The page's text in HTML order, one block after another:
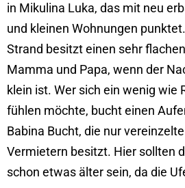
in Mikulina Luka, das mit neu
und kleinen Wohnungen
Strand besitzt einen sehr
Mamma und Papa, wenn der
klein ist. Wer sich ein wenig wie
fühlen möchte, bucht einen
Babina Bucht, die nur
Vermietern besitzt. Hier sollten
schon etwas älter sein, da die